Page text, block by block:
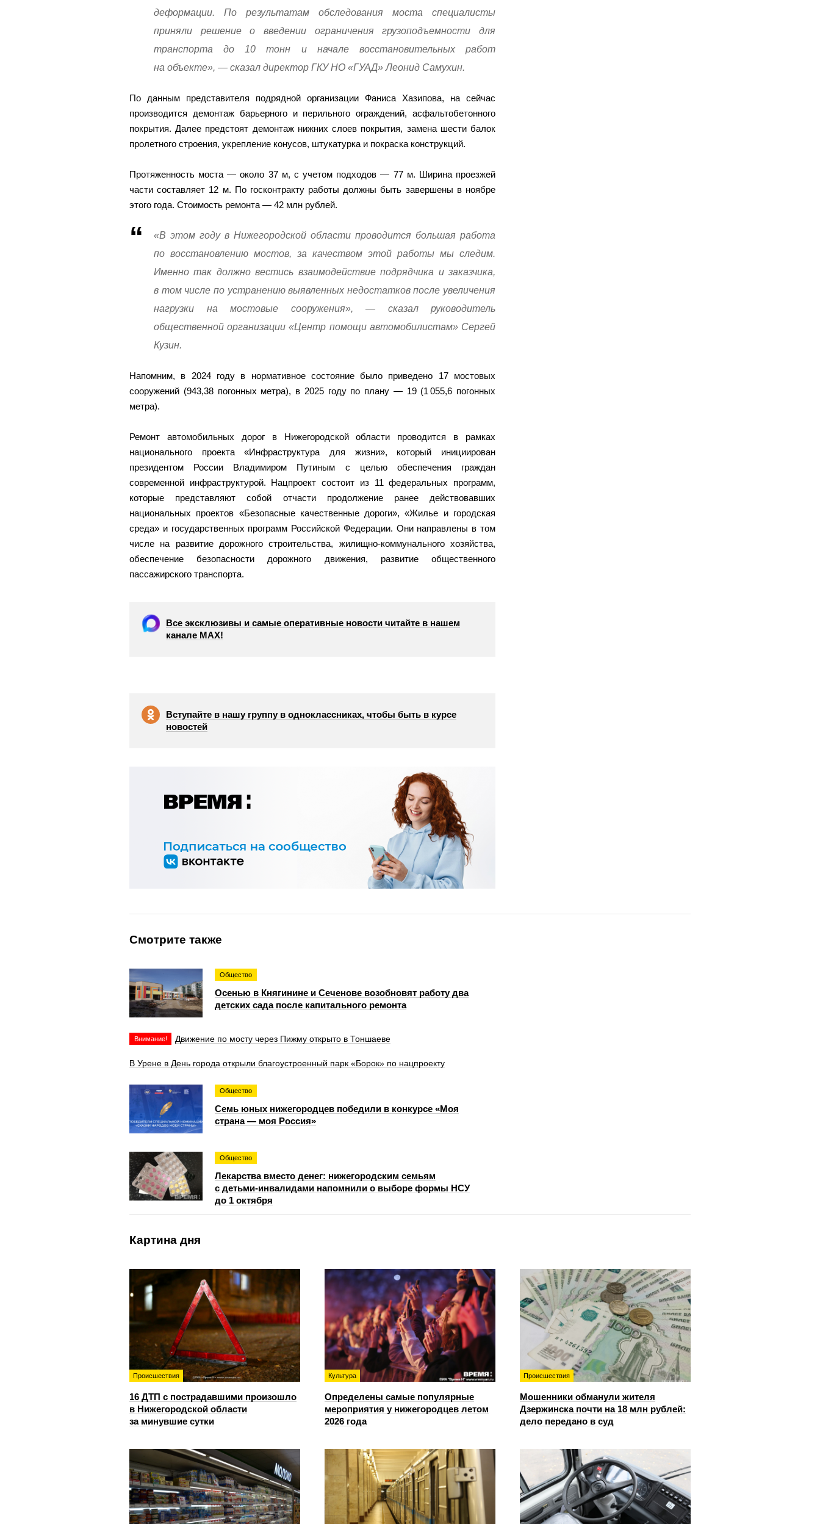
деформации. По результатам обследования моста специалисты
приняли решение о введении ограничения грузоподъемности для
транспорта до 10 тонн и начале восстановительных работ
на объекте», — сказал директор ГКУ НО «ГУАД» Леонид Самухин.
По данным представителя подрядной организации Фаниса Хазипова, на сейчас
производится демонтаж барьерного и перильного ограждений, асфальтобетонного
покрытия. Далее предстоят демонтаж нижних слоев покрытия, замена шести балок
пролетного строения, укрепление конусов, штукатурка и покраска конструкций.
Протяженность моста — около 37 м, с учетом подходов — 77 м. Ширина проезжей
части составляет 12 м. По госконтракту работы должны быть завершены в ноябре
этого года. Стоимость ремонта — 42 млн рублей.
«В этом году в Нижегородской области проводится большая работа
по восстановлению мостов, за качеством этой работы мы следим.
Именно так должно вестись взаимодействие подрядчика и заказчика,
в том числе по устранению выявленных недостатков после увеличения
нагрузки на мостовые сооружения», — сказал руководитель
общественной организации «Центр помощи автомобилистам» Сергей
Кузин.
Напомним, в 2024 году в нормативное состояние было приведено 17 мостовых
сооружений (943,38 погонных метра), в 2025 году по плану — 19 (1 055,6 погонных
метра).
Ремонт автомобильных дорог в Нижегородской области проводится в рамках
национального проекта «Инфраструктура для жизни», который инициирован
президентом России Владимиром Путиным с целью обеспечения граждан
современной инфраструктурой. Нацпроект состоит из 11 федеральных программ,
которые представляют собой отчасти продолжение ранее действовавших
национальных проектов «Безопасные качественные дороги», «Жилье и городская
среда» и государственных программ Российской Федерации. Они направлены в том
числе на развитие дорожного строительства, жилищно-коммунального хозяйства,
обеспечение безопасности дорожного движения, развитие общественного
пассажирского транспорта.
Все эксклюзивы и самые оперативные новости читайте в нашем
канале МАХ!
Вступайте в нашу группу в одноклассниках, чтобы быть в курсе
новостей
Смотрите также
Общество
Осенью в Княгинине и Сеченове возобновят работу два
детских сада после капитального ремонта
Внимание! Движение по мосту через Пижму открыто в Тоншаеве
В Урене в День города открыли благоустроенный парк «Борок» по нацпроекту
Общество
Семь юных нижегородцев победили в конкурсе «Моя
страна — моя Россия»
Общество
Лекарства вместо денег: нижегородским семьям
с детьми‑инвалидами напомнили о выборе формы НСУ
до 1 октября
Картина дня
Происшествия
16 ДТП с пострадавшими произошло
в Нижегородской области
за минувшие сутки
Культура
Определены самые популярные
мероприятия у нижегородцев летом
2026 года
Происшествия
Мошенники обманули жителя
Дзержинска почти на 18 млн рублей:
дело передано в суд